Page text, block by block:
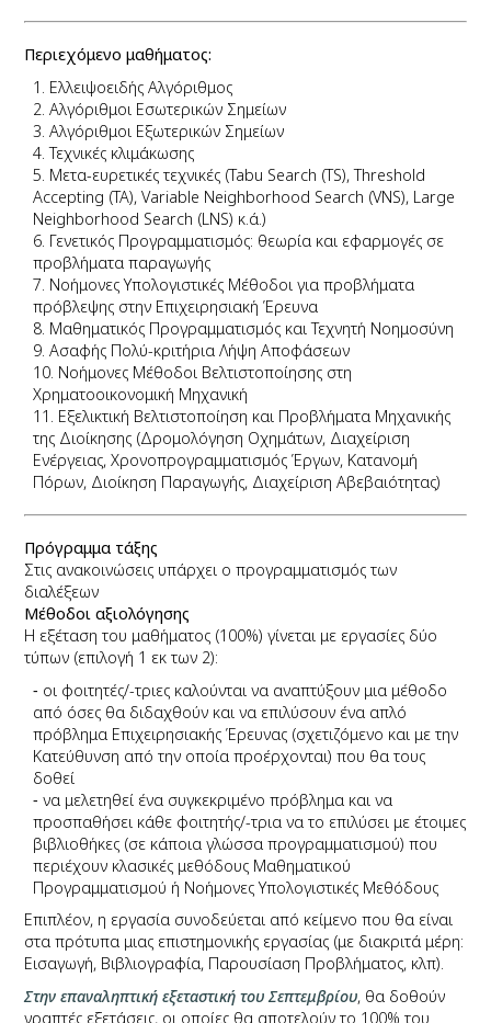
Περιεχόμενο μαθήματος:
Ελλειψοειδής Αλγόριθμος
Αλγόριθμοι Εσωτερικών Σημείων
Αλγόριθμοι Εξωτερικών Σημείων
Τεχνικές κλιμάκωσης
Μετα-ευρετικές τεχνικές (Tabu Search (TS), Threshold
Accepting (TA), Variable Neighborhood Search (VNS), Large
Neighborhood Search (LNS) κ.ά.)
Γενετικός Προγραμματισμός: θεωρία και εφαρμογές σε
προβλήματα παραγωγής
Νοήμονες Υπολογιστικές Μέθοδοι για προβλήματα
πρόβλεψης στην Επιχειρησιακή Έρευνα
Μαθηματικός Προγραμματισμός και Τεχνητή Νοημοσύνη
Ασαφής Πολύ-κριτήρια Λήψη Αποφάσεων
Νοήμονες Μέθοδοι Βελτιστοποίησης στη
Χρηματοοικονομική Μηχανική
Εξελικτική Βελτιστοποίηση και Προβλήματα Μηχανικής
της Διοίκησης (Δρομολόγηση Οχημάτων, Διαχείριση
Ενέργειας, Χρονοπρογραμματισμός Έργων, Κατανομή
Πόρων, Διοίκηση Παραγωγής, Διαχείριση Αβεβαιότητας)
Πρόγραμμα τάξης
Στις ανακοινώσεις υπάρχει ο προγραμματισμός των
διαλέξεων
Μέθοδοι αξιολόγησης
Η εξέταση του μαθήματος (100%) γίνεται με εργασίες δύο
τύπων (επιλογή 1 εκ των 2):
οι φοιτητές/-τριες καλούνται να αναπτύξουν μια μέθοδο
από όσες θα διδαχθούν και να επιλύσουν ένα απλό
πρόβλημα Επιχειρησιακής Έρευνας (σχετιζόμενο και με την
Κατεύθυνση από την οποία προέρχονται) που θα τους
δοθεί
να μελετηθεί ένα συγκεκριμένο πρόβλημα και να
προσπαθήσει κάθε φοιτητής/-τρια να το επιλύσει με έτοιμες
βιβλιοθήκες (σε κάποια γλώσσα προγραμματισμού) που
περιέχουν κλασικές μεθόδους Μαθηματικού
Προγραμματισμού ή Νοήμονες Υπολογιστικές Μεθόδους
Επιπλέον, η εργασία συνοδεύεται από κείμενο που θα είναι
στα πρότυπα μιας επιστημονικής εργασίας (με διακριτά μέρη:
Εισαγωγή, Βιβλιογραφία, Παρουσίαση Προβλήματος, κλπ).
Στην επαναληπτική εξεταστική του Σεπτεμβρίου, θα δοθούν
γραπτές εξετάσεις, οι οποίες θα αποτελούν το 100% του